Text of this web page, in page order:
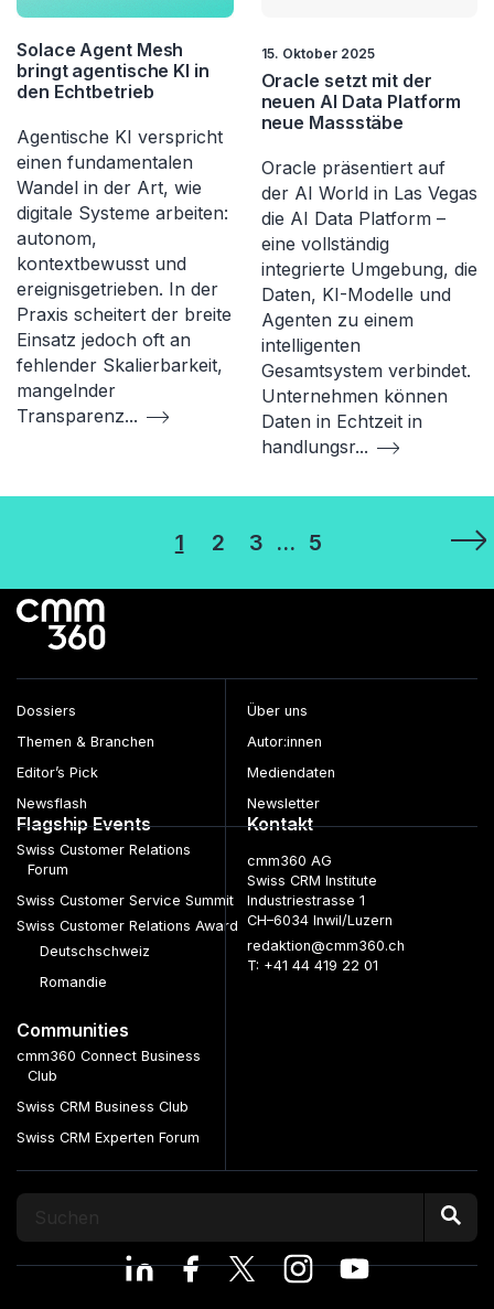
Solace Agent Mesh
bringt agentische KI in
den Echtbetrieb
Agentische KI verspricht
einen fundamentalen
Wandel in der Art, wie
digitale Systeme arbeiten:
autonom,
kontextbewusst und
ereignisgetrieben. In der
Praxis scheitert der breite
Einsatz jedoch oft an
fehlender Skalierbarkeit,
mangelnder
Transparenz...
15. Oktober 2025
Oracle setzt mit der
neuen AI Data Platform
neue Massstäbe
Oracle präsentiert auf
der AI World in Las Vegas
die AI Data Platform –
eine vollständig
integrierte Umgebung, die
Daten, KI-Modelle und
Agenten zu einem
intelligenten
Gesamtsystem verbindet.
Unternehmen können
Daten in Echtzeit in
handlungsr...
Seitennummerierung
der
Beiträge
1 2 3 … 5
Dossiers
Themen & Branchen
Editor’s Pick
Newsflash
Über uns
Autor:innen
Mediendaten
Newsletter
Flagship Events
Swiss Customer Relations
Forum
Swiss Customer Service Summit
Swiss Customer Relations Award
Deutschschweiz
Romandie
Communities
cmm360 Connect Business
Club
Swiss CRM Business Club
Swiss CRM Experten Forum
Kontakt
cmm360 AG
Swiss CRM Institute
Industriestrasse 1
CH–6034 Inwil/Luzern
redaktion@cmm360.ch
T: +41 44 419 22 01